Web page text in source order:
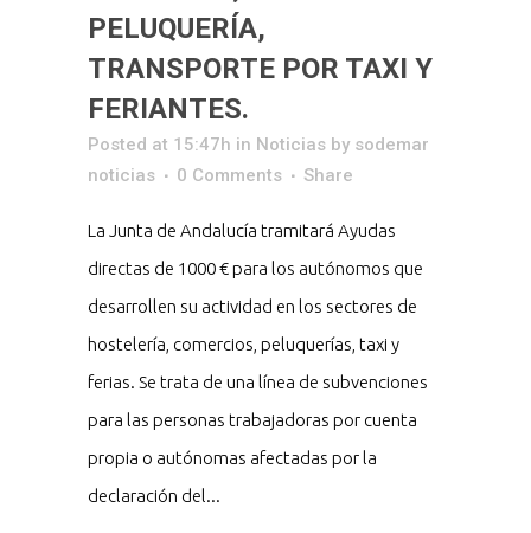
PELUQUERÍA,
TRANSPORTE POR TAXI Y
FERIANTES.
Posted at 15:47h in Noticias by sodemar
noticias
0 Comments Share
La Junta de Andalucía tramitará Ayudas
directas de 1000 € para los autónomos que
desarrollen su actividad en los sectores de
hostelería, comercios, peluquerías, taxi y
ferias. Se trata de una línea de subvenciones
para las personas trabajadoras por cuenta
propia o autónomas afectadas por la
declaración del...